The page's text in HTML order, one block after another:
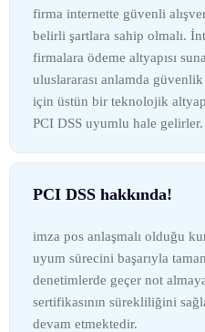
firma internette güvenli
belirli şartlara sahip olmalı.
firmalara ödeme altyapısı
uluslararası anlamda
için üstün bir teknolojik
PCI DSS uyumlu hale gelirler.
PCI DSS hakkında!
imza pos anlaşmalı olduğu
uyum sürecini başarıyla
denetimlerde geçer not
sertifikasının sürekliliğini
devam etmektedir.